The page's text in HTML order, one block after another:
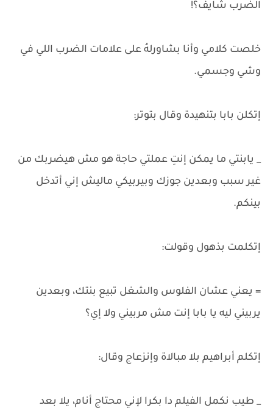
الضرب شايف؟!
خلصت كلامي وأنا بشاورلهُ على علامات الضرب اللي في
وشي وجسمي.
إتكلن بابا بتنهيدة وقال بتوتر:
_ يابنتي ما يمكن إنتِ عملتي حاجة هو مش هيضربك من
غير سبب وبعدين جوزك وبيربيكي ماليش إني أتدخل
بينكم.
إتكلمت بذهول وقولت:
= يعني عشان الفلوس والشغل تبيع بنتك، وبعدين
يربيني ليه يا بابا إنت مش مربيني ولا إي؟
إتكلم أبراهيم بلا مبالاة وإنزعاج وقال:
_ طيب نكمل الفيلم دا بكرا لإني محتاج أنام، يلا بعد